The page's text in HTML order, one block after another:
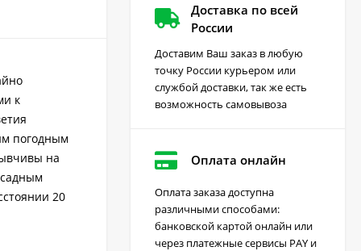
к
погодным
на
20
Доставка по всей
России
Доставим Ваш заказ в любую
точку России курьером или
службой доставки, так же есть
возможность самовывоза
Оплата онлайн
Оплата заказа доступна
различными способами:
банковской картой онлайн или
через платежные сервисы PAY и
Грейдер от сорняков
(август) 10 мл